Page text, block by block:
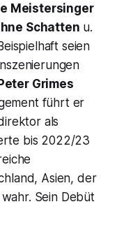
Meistersinger
Schatten u.
seien
Grimes
führt er
als
bis 2022/23
Asien, der
Sein Debüt